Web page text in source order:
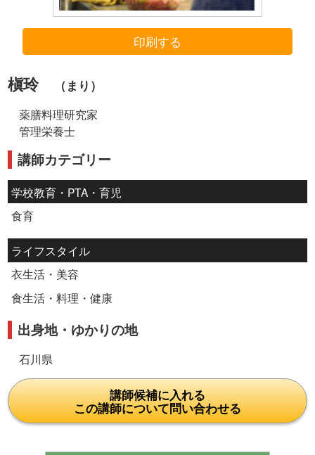
印刷する
槇玲 （まり）
薬膳料理研究家
管理栄養士
講師カテゴリー
学校教育・PTA・育児
食育
ライフスタイル
衣生活・美容
食生活・料理・健康
出身地・ゆかりの地
石川県
講師候補に入れる
この講師について問い合わせる